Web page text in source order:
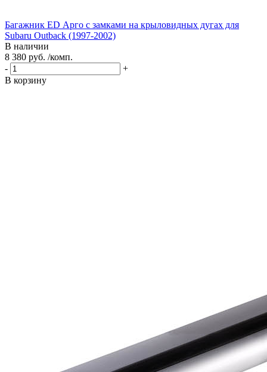
Багажник ED Арго с замками на крыловидных дугах для
Subaru Outback (1997-2002)
В наличии
8 380 руб. /комп.
-
+
В корзину